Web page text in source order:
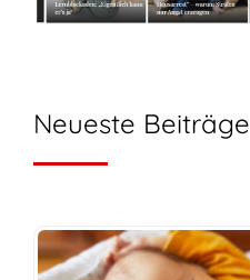
Neueste Beiträge